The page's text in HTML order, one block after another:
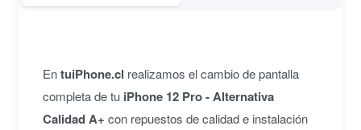
EntuiPhone.cl realizamos el cambio de pantalla
completa de tu iPhone 12 Pro - Alternativa
Calidad A+ con repuestos de calidad e instalación